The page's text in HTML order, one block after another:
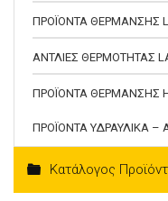
ΠΡΟΪΟΝΤΑ ΘΕΡΜΑΝΣΗΣ
ΑΝΤΛΙΕΣ ΘΕΡΜΟΤΗΤΑΣ
ΠΡΟΪΟΝΤΑ ΘΕΡΜΑΝΣΗΣ
ΠΡΟΪΟΝΤΑ ΥΔΡΑΥΛΙΚΑ –
Κατάλογος